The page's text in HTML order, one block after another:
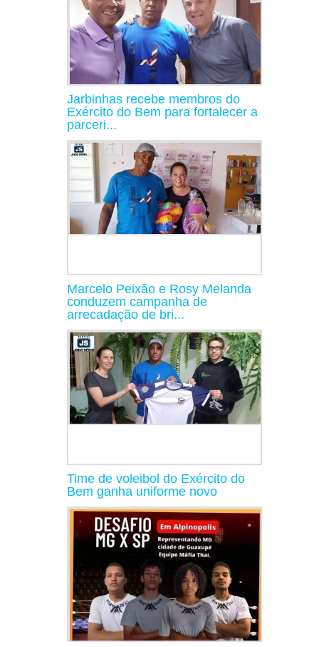
Jarbinhas recebe membros do
Exército do Bem para fortalecer a
parceri...
Marcelo Peixão e Rosy Melanda
conduzem campanha de
arrecadação de bri...
Time de voleibol do Exército do
Bem ganha uniforme novo